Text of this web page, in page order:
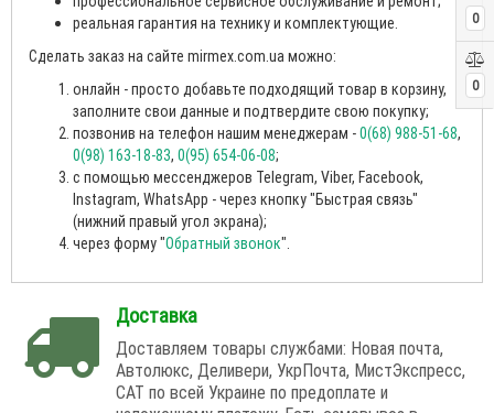
0
0
реальная гарантия на технику и комплектующие.
Сделать заказ на сайте mirmex.com.ua можно:
онлайн - просто добавьте подходящий товар в корзину,
заполните свои данные и подтвердите свою покупку;
позвонив на телефон нашим менеджерам -0(68) 988-51-68,
0(98) 163-18-83, 0(95) 654-06-08;
с помощью мессенджеров Telegram, Viber, Facebook,
Instagram, WhatsApp - через кнопку "Быстрая связь"
(нижний правый угол экрана);
через форму "Обратный звонок".
Доставка
Доставляем товары службами: Новая почта,
Автолюкс, Деливери, УкрПочта, МистЭкспресс,
САТ по всей Украине по предоплате и